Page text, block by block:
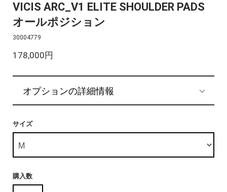
VICIS ARC_V1 ELITE SHOULDER PADS
オールポジション
30004779
178,000円
オプションの詳細情報
サイズ
購入数